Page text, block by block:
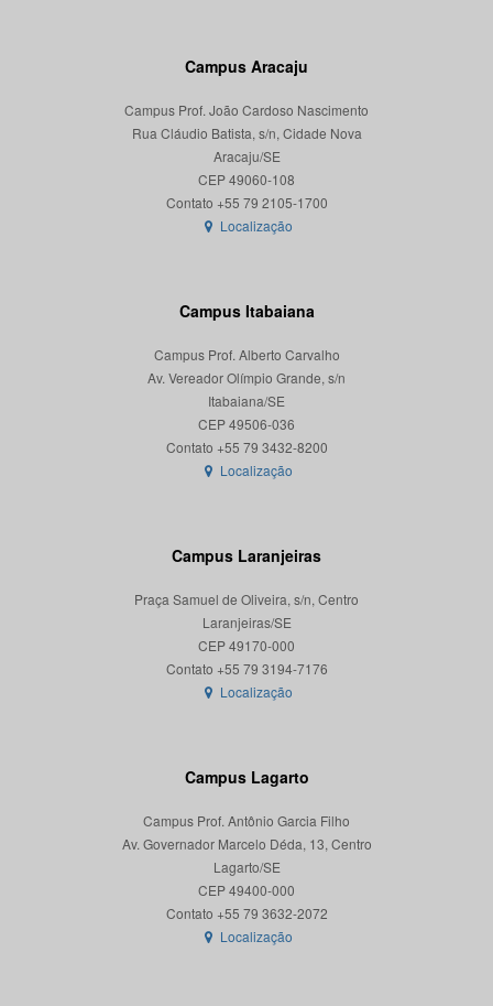
Campus Aracaju
Campus Prof. João Cardoso Nascimento
Rua Cláudio Batista, s/n, Cidade Nova
Aracaju/SE
CEP 49060-108
Localização
Campus Itabaiana
Campus Prof. Alberto Carvalho
Av. Vereador Olímpio Grande, s/n
Itabaiana/SE
CEP 49506-036
Localização
Campus Laranjeiras
Praça Samuel de Oliveira, s/n, Centro
Laranjeiras/SE
CEP 49170-000
Localização
Campus Lagarto
Campus Prof. Antônio Garcia Filho
Av. Governador Marcelo Déda, 13, Centro
Lagarto/SE
CEP 49400-000
Localização